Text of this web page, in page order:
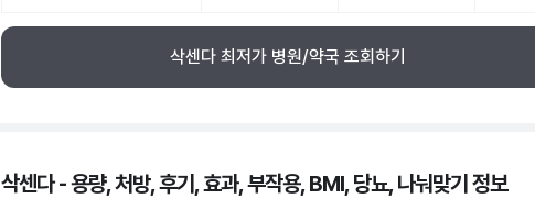
삭센다 최저가 병원/약국 조회하기
삭센다 - 용량, 처방, 후기, 효과, 부작용, BMI, 당뇨, 나눠맞기 정보